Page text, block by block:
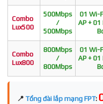
Combo
Lux500
500Mbps
/
500Mbps
01 Wi-
AP + 01
Combo
Lux800
800Mbps
/
800Mbps
01 Wi-
AP + 01
📍 Tổng đài lắp mạng FPT: